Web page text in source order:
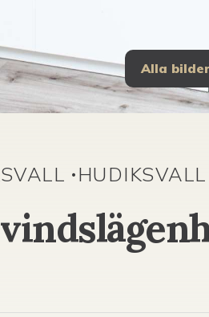
Alla bilder
• HUDIKSVALL